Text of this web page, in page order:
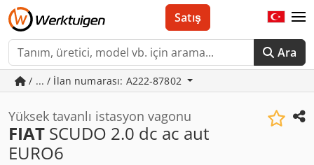
Ara
Satış
/ ... / İlan numarası: A222-87802
Yüksek tavanlı istasyon vagonu
FIAT SCUDO 2.0 dc ac aut
EURO6